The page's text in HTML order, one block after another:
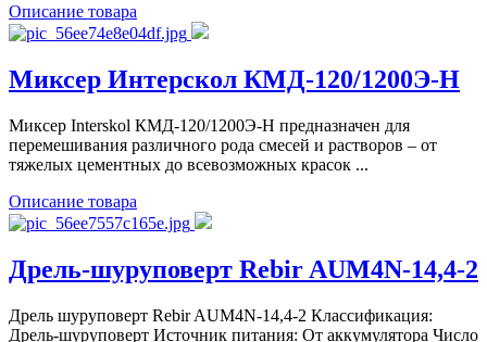
Описание товара
Миксер Интерскол КМД-120/1200Э-Н
Миксер Interskol КМД-120/1200Э-Н предназначен для
перемешивания различного рода смесей и растворов – от
тяжелых цементных до всевозможных красок ...
Описание товара
Дрель-шуруповерт Rebir AUM4N-14,4-2
Дрель шуруповерт Rebir AUM4N-14,4-2 Классификация:
Дрель-шуруповерт Источник питания: От аккумулятора Число